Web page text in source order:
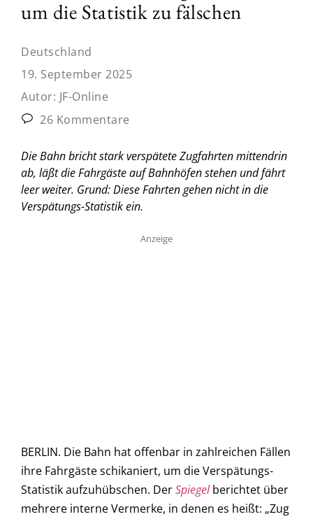
um die Statistik zu fälschen
Deutschland
19. September 2025
Autor: JF-Online
26 Kommentare
Die Bahn bricht stark verspätete Zugfahrten mittendrin
ab, läßt die Fahrgäste auf Bahnhöfen stehen und fährt
leer weiter. Grund: Diese Fahrten gehen nicht in die
Verspätungs-Statistik ein.
Anzeige
BERLIN. Die Bahn hat offenbar in zahlreichen Fällen
ihre Fahrgäste schikaniert, um die Verspätungs-
Statistik aufzuhübschen. DerSpiegel berichtet über
mehrere interne Vermerke, in denen es heißt: „Zug